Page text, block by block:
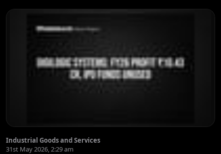
Industrial Goods and Services
31st May 2026, 2:29 am